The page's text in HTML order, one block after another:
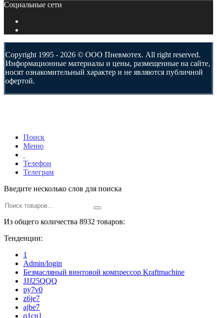
Социальные сети
Copyright 1995 - 2026 © ООО Пневмотех. All right reserved.
Информационные материалы и цены, размещенные на сайте,
носят ознакомительный характер и не являются публичной
офертой.
Поиск
Меню
Телефон
Телеграм
Введите несколько слов для поиска
Из общего количества 8932 товаров:
Тенденции:
1
Admin/login
Безмасляный винтовой компрессор Kraftmaсhine
JJJ25QQQ
py7v0
z6je7
ajbe7
q1cn1